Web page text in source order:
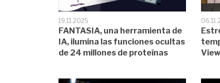
19.11.2025
FANTASIA, una herramienta de
IA, ilumina las funciones ocultas
de 24 millones de proteínas